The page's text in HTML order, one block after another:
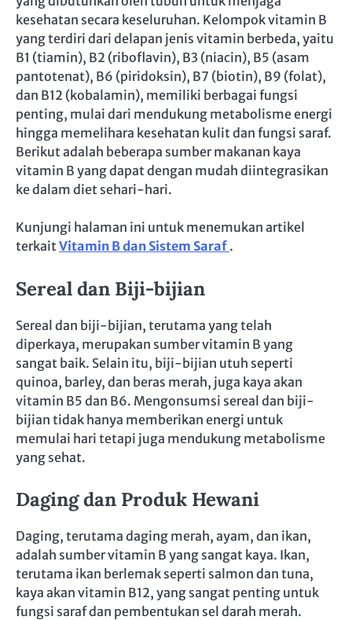
kesehatan secara keseluruhan. Kelompok vitamin B
yang terdiri dari delapan jenis vitamin berbeda, yaitu
B1 (tiamin), B2 (riboflavin), B3 (niacin), B5 (asam
pantotenat), B6 (piridoksin), B7 (biotin), B9 (folat),
dan B12 (kobalamin), memiliki berbagai fungsi
penting, mulai dari mendukung metabolisme energi
hingga memelihara kesehatan kulit dan fungsi saraf.
Berikut adalah beberapa sumber makanan kaya
vitamin B yang dapat dengan mudah diintegrasikan
ke dalam diet sehari-hari.
Kunjungi halaman ini untuk menemukan artikel
terkaitVitamin B dan Sistem Saraf .
Sereal dan Biji-bijian
Sereal dan biji-bijian, terutama yang telah
diperkaya, merupakan sumber vitamin B yang
sangat baik. Selain itu, biji-bijian utuh seperti
quinoa, barley, dan beras merah, juga kaya akan
vitamin B5 dan B6. Mengonsumsi sereal dan biji-
bijian tidak hanya memberikan energi untuk
memulai hari tetapi juga mendukung metabolisme
yang sehat.
Daging dan Produk Hewani
Daging, terutama daging merah, ayam, dan ikan,
adalah sumber vitamin B yang sangat kaya. Ikan,
terutama ikan berlemak seperti salmon dan tuna,
kaya akan vitamin B12, yang sangat penting untuk
fungsi saraf dan pembentukan sel darah merah.